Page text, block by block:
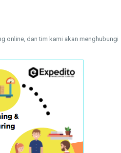
online, dan tim kami akan menghubungi